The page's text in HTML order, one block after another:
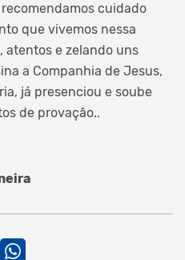
cuidado
que vivemos nessa
atentos e zelando uns
a Companhia de Jesus,
já presenciou e soube
de provação..